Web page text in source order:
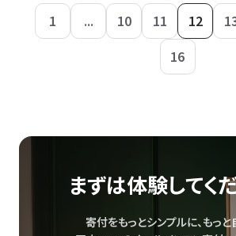
1 ... 10 11 12
16
まずは体験してく
寄付をもっとシンプルに、もっと